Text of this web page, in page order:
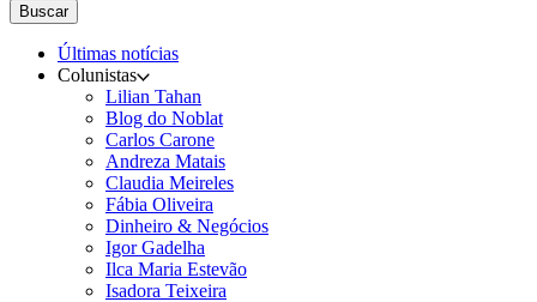
Buscar
Últimas notícias
Colunistas
Lilian Tahan
Blog do Noblat
Carlos Carone
Andreza Matais
Claudia Meireles
Fábia Oliveira
Dinheiro & Negócios
Igor Gadelha
Ilca Maria Estevão
Isadora Teixeira